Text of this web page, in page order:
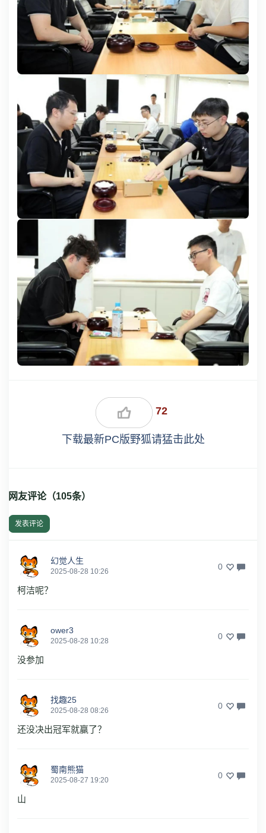
72
下载最新PC版野狐请猛击此处
网友评论（105条）
发表评论
幻觉人生
2025-08-28 10:26 0
柯洁呢？
ower3
2025-08-28 10:28 0
没参加
找趣25
2025-08-28 08:26 0
还没决出冠军就赢了？
蜀南熊猫
2025-08-27 19:20 0
山